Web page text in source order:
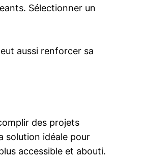
Sélectionner un
aussi renforcer sa
des projets
solution idéale pour
accessible et abouti.